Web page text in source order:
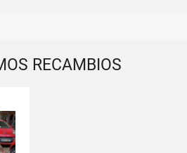
RECAMBIOS